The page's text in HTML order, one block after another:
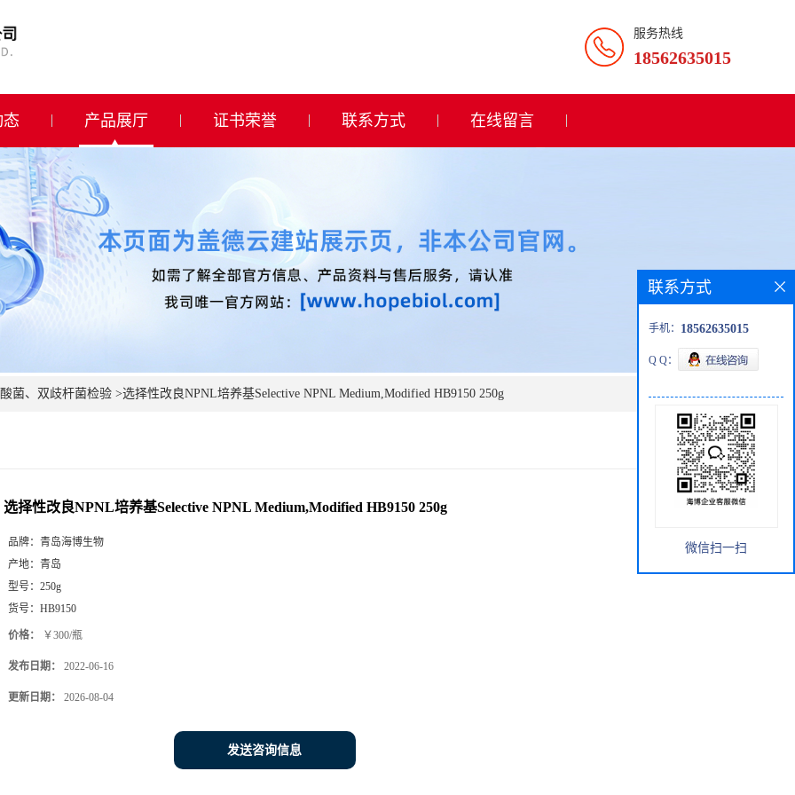
服务热线
18562635015
产品展厅 证书荣誉 联系方式 在线留言
菌、双歧杆菌检验 >选择性改良NPNL培养基Selective NPNL Medium,Modified HB9150 250g
选择性改良NPNL培养基Selective NPNL Medium,Modified HB9150 250g
品牌： 青岛海博生物
产地： 青岛
型号： 250g
货号： HB9150
价格： ￥300/瓶
发布日期： 2022-06-16
更新日期： 2026-08-04
发送咨询信息
联系方式
手机： 18562635015
Q Q：
微信扫一扫